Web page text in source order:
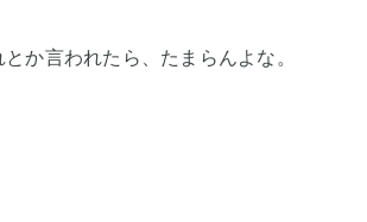
か言われたら、たまらんよな。